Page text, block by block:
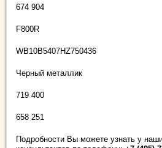
674 904
F800R
WB10B5407HZ750436
Черный металлик
719 400
658 251
Подробности Вы можете узнать у